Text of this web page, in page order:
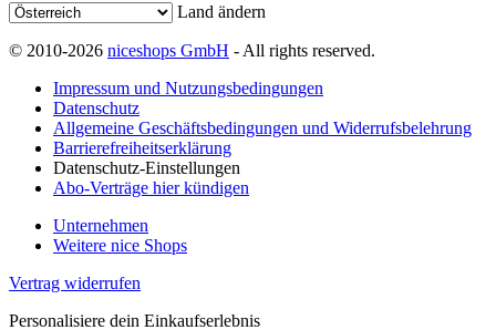
Land ändern
© 2010-2026 niceshops GmbH - All rights reserved.
Impressum und Nutzungsbedingungen
Datenschutz
Allgemeine Geschäftsbedingungen und Widerrufsbelehrung
Barrierefreiheitserklärung
Datenschutz-Einstellungen
Abo-Verträge hier kündigen
Unternehmen
Weitere nice Shops
Vertrag widerrufen
Personalisiere dein Einkaufserlebnis